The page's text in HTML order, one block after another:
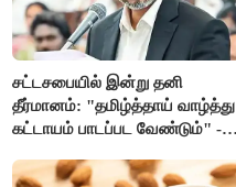
சட்டசபையில் இன்று தனி
தீர்மானம்: "தமிழ்த்தாய் வாழ்த்து
கட்டாயம் பாடப்பட வேண்டும்" -